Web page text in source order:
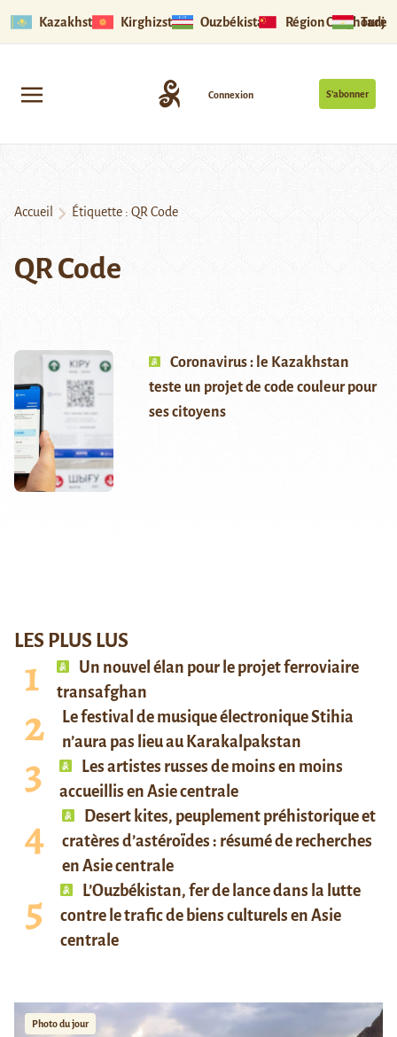
Kazakhstan Kirghizstan Ouzbékistan Région Ouïghoure
S’abonner
Connexion
Accueil Étiquette : QR Code
QR Code
Coronavirus : le Kazakhstan
teste un projet de code couleur pour
ses citoyens
LES PLUS LUS
Un nouvel élan pour le projet ferroviaire
transafghan
Le festival de musique électronique Stihia
n’aura pas lieu au Karakalpakstan
Les artistes russes de moins en moins
accueillis en Asie centrale
Desert kites, peuplement préhistorique et
cratères d’astéroïdes : résumé de recherches
en Asie centrale
L’Ouzbékistan, fer de lance dans la lutte
contre le trafic de biens culturels en Asie
centrale
Photo du jour